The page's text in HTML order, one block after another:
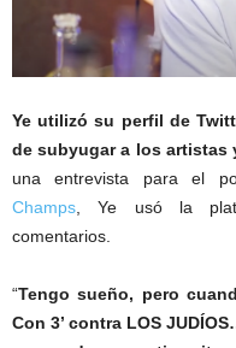
Ye utilizó su perfil de
de subyugar a los artistas
una entrevista para el
Champs , Ye usó la
comentarios.
“Tengo sueño, pero
Con 3’ contra LOS